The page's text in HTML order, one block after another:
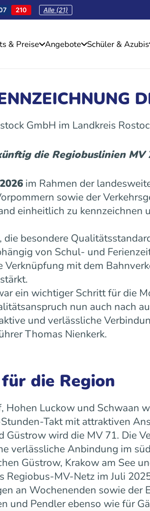
210 Alle (21)
& Preise Angebote Schüler & Azubis
GmbH im Landkreis
die Regiobuslinien MV
im Rahmen der
sowie der
einheitlich zu kennzeichnen
besondere
von Schul- und
mit dem
ein wichtiger Schritt für die
nun auch nach
und verlässliche
Thomas Nienkerk.
die Region
Luckow und Schwaan
Takt mit attraktiven
wird die MV 71. Die
verlässliche Anbindung im
Güstrow, Krakow am See
MV-Netz im Juli
an Wochenenden sowie der
und Pendler ebenso wie für